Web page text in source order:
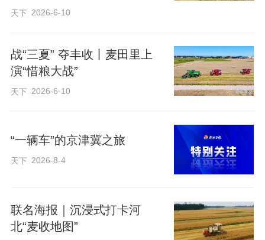
6月的燕赵大地麦浪翻滚，“三夏”生产如火
如荼。6月9日，2026年河北省小麦机收减
间地头拉开战幕。经过激烈角逐，最终来
自石家庄赵县的农机手王世超以0.29%的
损失率摘得冠军，实测成绩大幅优于国家
天下 2026-6-10
战“三夏” 夺丰收丨麦田里上
演“惜粮大战”
天下 2026-6-10
“一辆车”的京津冀之旅
天下 2026-8-4
联名海报｜沉浸式打卡河
北“麦收地图”